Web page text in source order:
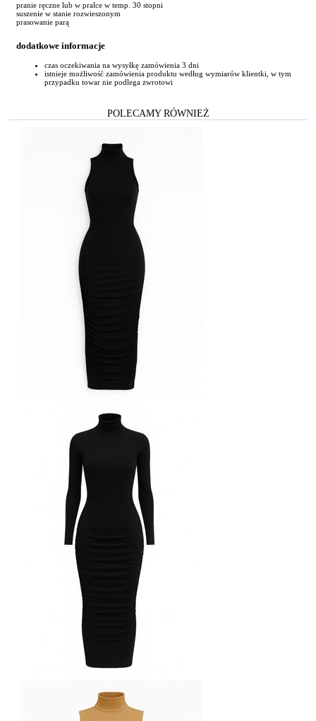
pranie ręczne lub w pralce w temp. 30 stopni
suszenie w stanie rozwieszonym
prasowanie parą
dodatkowe informacje
czas oczekiwania na wysyłkę zamówienia 3 dni
istnieje możliwość zamówienia produktu według wymiarów klientki, w tym
przypadku towar nie podlega zwrotowi
POLECAMY RÓWNIEŻ